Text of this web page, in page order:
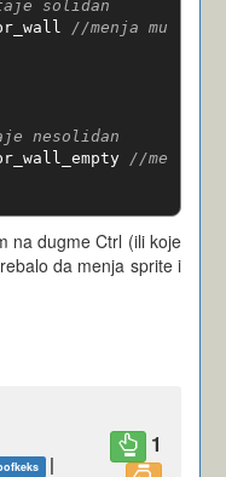
solidan
//menja mu
nesolidan
//me
na dugme Ctrl (ili koje
da menja sprite i
|
1